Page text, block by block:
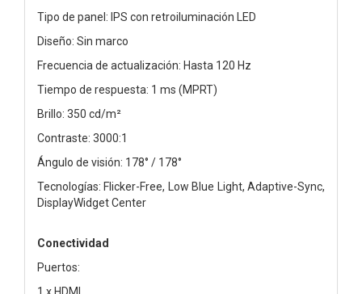
Tipo de panel: IPS con retroiluminación LED
Diseño: Sin marco
Frecuencia de actualización: Hasta 120 Hz
Tiempo de respuesta: 1 ms (MPRT)
Brillo: 350 cd/m²
Contraste: 3000:1
Ángulo de visión: 178° / 178°
Tecnologías: Flicker-Free, Low Blue Light, Adaptive-Sync,
DisplayWidget Center
Conectividad
Puertos:
1 x HDMI